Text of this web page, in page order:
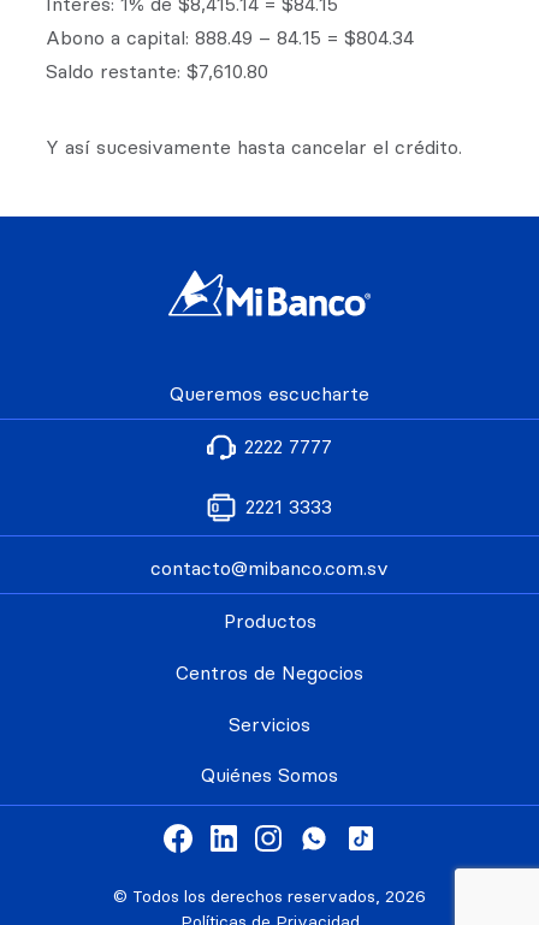
Abono a capital: 888.49 – 84.15 = $804.34
Saldo restante: $7,610.80
Y así sucesivamente hasta cancelar el crédito.
Queremos escucharte
2222 7777
2221 3333
contacto@mibanco.com.sv
Productos
Centros de Negocios
Servicios
Quiénes Somos
© Todos los derechos reservados, 2026